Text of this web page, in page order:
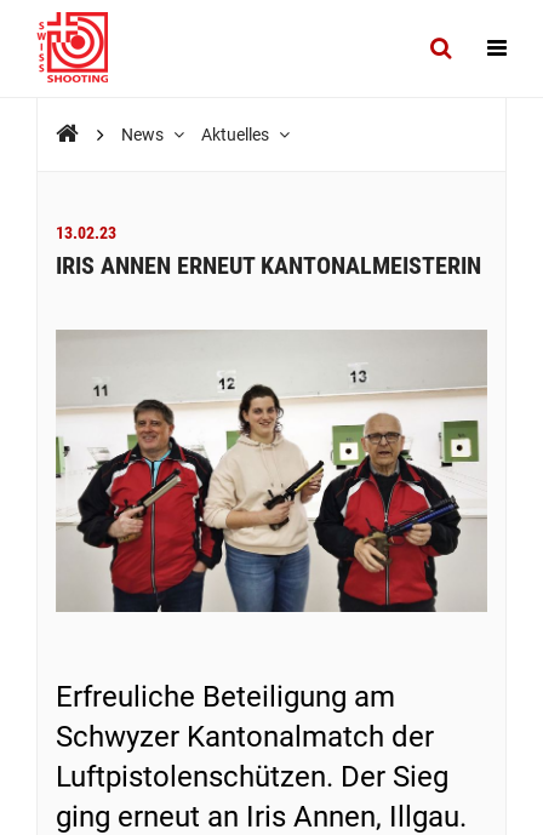
News Aktuelles
13.02.23
IRIS ANNEN ERNEUT KANTONALMEISTERIN
Erfreuliche Beteiligung am
Schwyzer Kantonalmatch der
Luftpistolenschützen. Der Sieg
ging erneut an Iris Annen, Illgau.